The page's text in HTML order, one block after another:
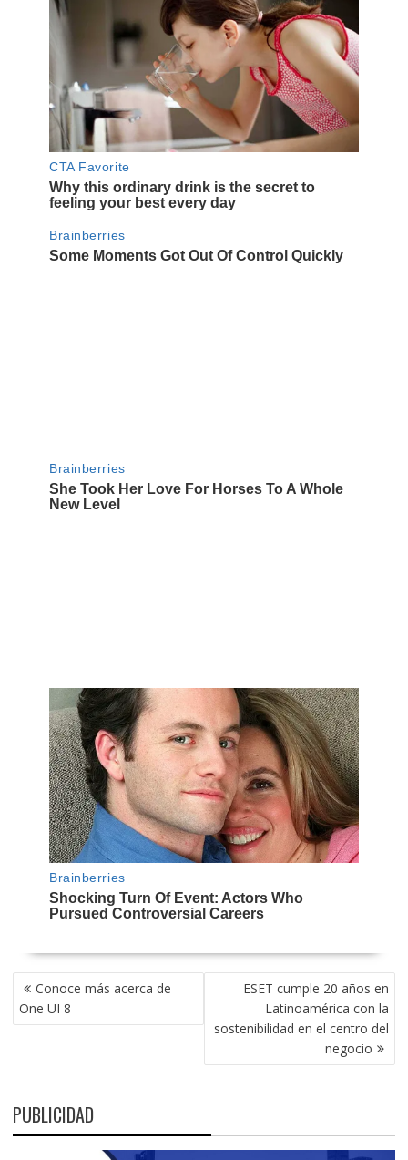
NAVEGACIÓN
DE
ENTRADAS
Conoce más acerca de
One UI 8
ESET cumple 20 años en
Latinoamérica con la
sostenibilidad en el centro del
negocio
PUBLICIDAD